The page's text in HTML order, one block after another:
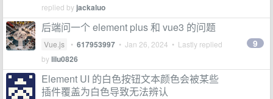
replied by jackaluo
后端问一个 element plus 和 vue3 的问题
Vue.js • 617953997 • Jan 26, 2024 • Lastly replied
bylilu0826
9
Element UI 的白色按钮文本颜色会被某些
插件覆盖为白色导致无法辨认